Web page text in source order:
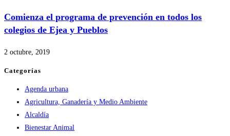
Comienza el programa de prevención en todos los
colegios de Ejea y Pueblos
2 octubre, 2019
Categorías
Agenda urbana
Agricultura, Ganadería y Medio Ambiente
Alcaldía
Bienestar Animal